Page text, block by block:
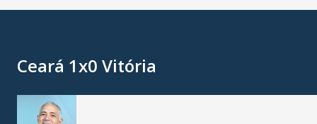
Ceará 1x0 Vitória